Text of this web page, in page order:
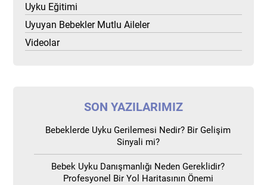
Uyku Eğitimi
Uyuyan Bebekler Mutlu Aileler
Videolar
SON YAZILARIMIZ
Bebeklerde Uyku Gerilemesi Nedir? Bir Gelişim
Sinyali mi?
Bebek Uyku Danışmanlığı Neden Gereklidir?
Profesyonel Bir Yol Haritasının Önemi